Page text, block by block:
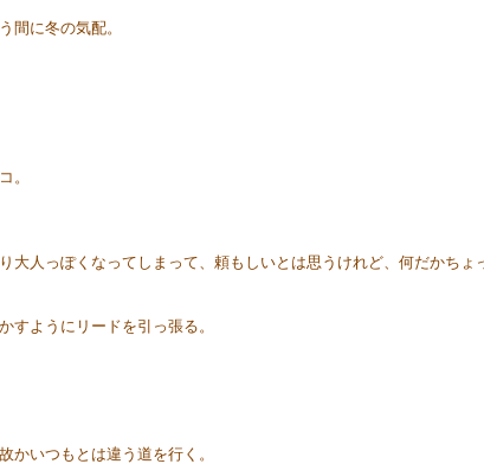
間に冬の気配。
。
人っぽくなってしまって、頼もしいとは思うけれど、何だかち
ようにリードを引っ張る。
いつもとは違う道を行く。